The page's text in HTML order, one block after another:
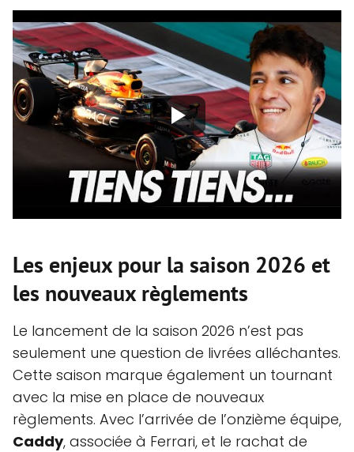
Les enjeux pour la saison 2026 et
les nouveaux règlements
Le lancement de la saison 2026 n’est pas
seulement une question de livrées alléchantes.
Cette saison marque également un tournant
avec la mise en place de nouveaux
règlements. Avec l’arrivée de l’onzième équipe,
Caddy, associée à Ferrari, et le rachat de